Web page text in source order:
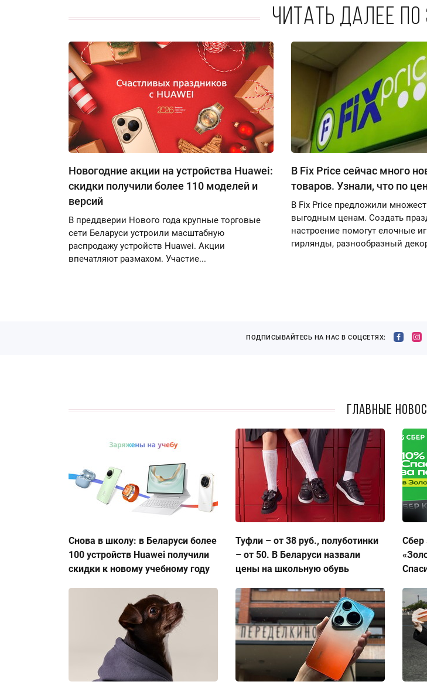
Читать далее по
Новогодние акции на устройства Huawei:
скидки получили более 110 моделей и
версий
В преддверии Нового года крупные торговые
сети Беларуси устроили масштабную
распродажу устройств Huawei. Акции
впечатляют размахом. Участие...
В Fix Price сейчас много
товаров. Узнали, что по
В Fix Price предложили
выгодным ценам. Создать
настроение помогут елочные
гирлянды, разнообразный
ПОДПИСЫВАЙТЕСЬ НА НАС В СОЦСЕТЯХ:
Главные
Снова в школу: в Беларуси более
100 устройств Huawei получили
скидки к новому учебному году
Туфли – от 38 руб., полуботинки
– от 50. В Беларуси назвали
цены на школьную обувь
Сбер